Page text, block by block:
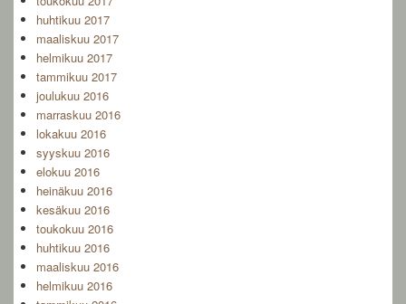
huhtikuu 2017
maaliskuu 2017
helmikuu 2017
tammikuu 2017
joulukuu 2016
marraskuu 2016
lokakuu 2016
syyskuu 2016
elokuu 2016
heinäkuu 2016
kesäkuu 2016
toukokuu 2016
huhtikuu 2016
maaliskuu 2016
helmikuu 2016